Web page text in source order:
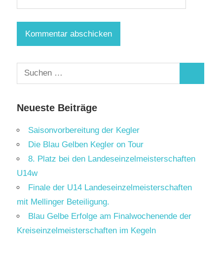
Suchen
nach:
Neueste Beiträge
Saisonvorbereitung der Kegler
Die Blau Gelben Kegler on Tour
8. Platz bei den Landeseinzelmeisterschaften
U14w
Finale der U14 Landeseinzelmeisterschaften
mit Mellinger Beteiligung.
Blau Gelbe Erfolge am Finalwochenende der
Kreiseinzelmeisterschaften im Kegeln